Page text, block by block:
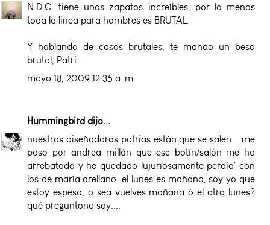
N.D.C. tiene unos zapatos increíbles, por lo menos
toda la linea para hombres es BRUTAL.
Y hablando de cosas brutales, te mando un beso
brutal, Patri.
mayo 18, 2009 12:35 a. m.
Hummingbird dijo...
nuestras diseñadoras patrias están que se salen... me
paso por andrea millán que ese botín/salón me ha
arrebatado y he quedado lujuriosamente perdía' con
los de maría arellano. el lunes es mañana, soy yo que
estoy espesa, o sea vuelves mañana ó el otro lunes?
qué preguntona soy....